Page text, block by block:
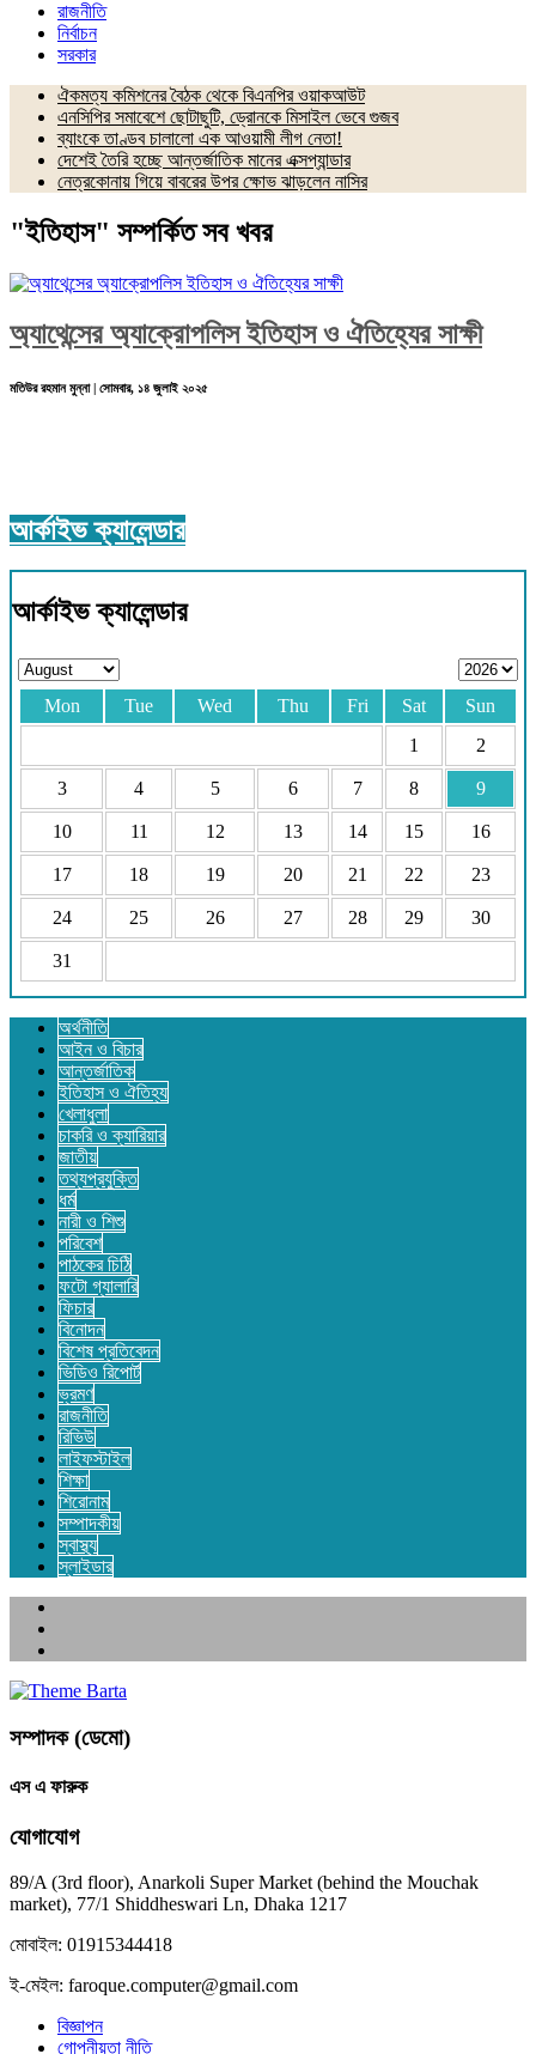
রাজনীতি
নির্বাচন
সরকার
ঐকমত্য কমিশনের বৈঠক থেকে বিএনপির ওয়াকআউট
এনসিপির সমাবেশে ছোটাছুটি, ড্রোনকে মিসাইল ভেবে গুজব
ব্যাংকে তাণ্ডব চালালো এক আওয়ামী লীগ নেতা!
দেশেই তৈরি হচ্ছে আন্তর্জাতিক মানের এক্সপ্যান্ডার
নেত্রকোনায় গিয়ে বাবরের উপর ক্ষোভ ঝাড়লেন নাসির
"ইতিহাস" সম্পর্কিত সব খবর
অ্যাথেন্সের অ্যাক্রোপলিস ইতিহাস ও ঐতিহ্যের সাক্ষী
মতিউর রহমান মুন্না | সোমবার, ১৪ জুলাই ২০২৫
আর্কাইভ ক্যালেন্ডার
আর্কাইভ ক্যালেন্ডার
Mon Tue Wed Thu Fri Sat
Sun
1
2
3 4 5 6 7 8 9
10 11 12 13 14 15 16
17 18 19 20 21 22 23
24 25 26 27 28 29 30
31
অর্থনীতি
আইন ও বিচার
আন্তর্জাতিক
ইতিহাস ও ঐতিহ্য
খেলাধুলা
চাকরি ও ক্যারিয়ার
জাতীয়
তথ্যপ্রযুক্তি
ধর্ম
নারী ও শিশু
পরিবেশ
পাঠকের চিঠি
ফটো গ্যালারি
ফিচার
বিনোদন
বিশেষ প্রতিবেদন
ভিডিও রিপোর্ট
ভ্রমণ
রাজনীতি
রিভিউ
লাইফস্টাইল
শিক্ষা
শিরোনাম
সম্পাদকীয়
স্বাস্থ্য
স্লাইডার
সম্পাদক (ডেমো)
এস এ ফারুক
যোগাযোগ
89/A (3rd floor), Anarkoli Super Market (behind the Mouchak
market), 77/1 Shiddheswari Ln, Dhaka 1217
মোবাইল: 01915344418
ই-মেইল: faroque.computer@gmail.com
বিজ্ঞাপন
গোপনীয়তা নীতি